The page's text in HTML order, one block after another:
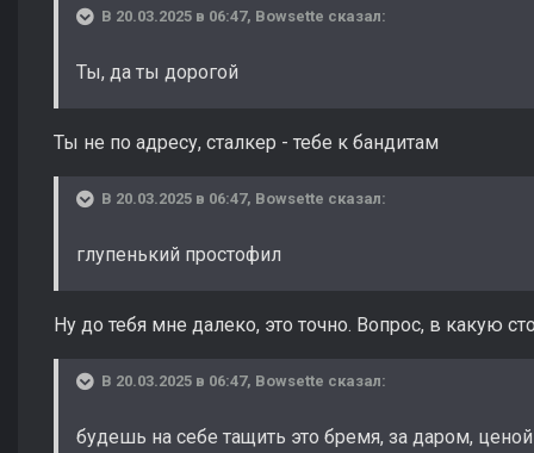
В 20.03.2025 в 06:47, Bowsette сказал:
Ты, да ты дорогой
Ты не по адресу, сталкер - тебе к бандитам
В 20.03.2025 в 06:47, Bowsette сказал:
глупенький простофил
Ну до тебя мне далеко, это точно. Вопрос, в какую
В 20.03.2025 в 06:47, Bowsette сказал:
будешь на себе тащить это бремя, за даром,